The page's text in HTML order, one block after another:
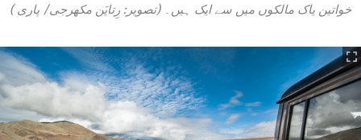
خواتین یاک مالکوں میں سے ایک ہیں۔ (تصویر: رِتایَن مکھرجی/ پاری)